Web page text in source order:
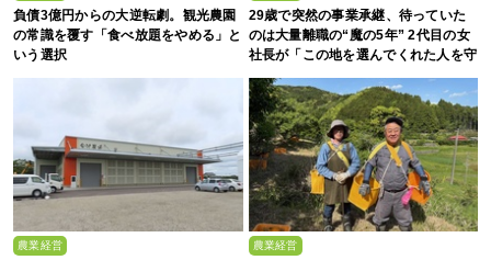
負債3億円からの大逆転劇。観光農園
の常識を覆す「食べ放題をやめる」と
いう選択
29歳で突然の事業承継、待っていた
のは大量離職の“魔の5年” 2代目の女
社長が「この地を選んでくれた人を守
る」と誓った日
農業経営 農業経営